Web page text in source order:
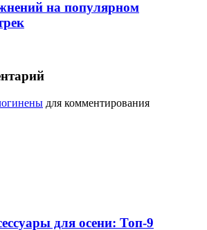
на популярном
для комментирования
для осени: Топ-9